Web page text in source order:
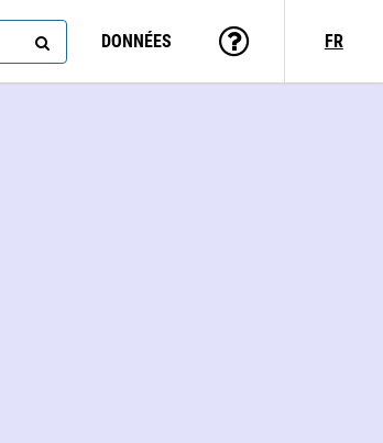
DONNÉES FR